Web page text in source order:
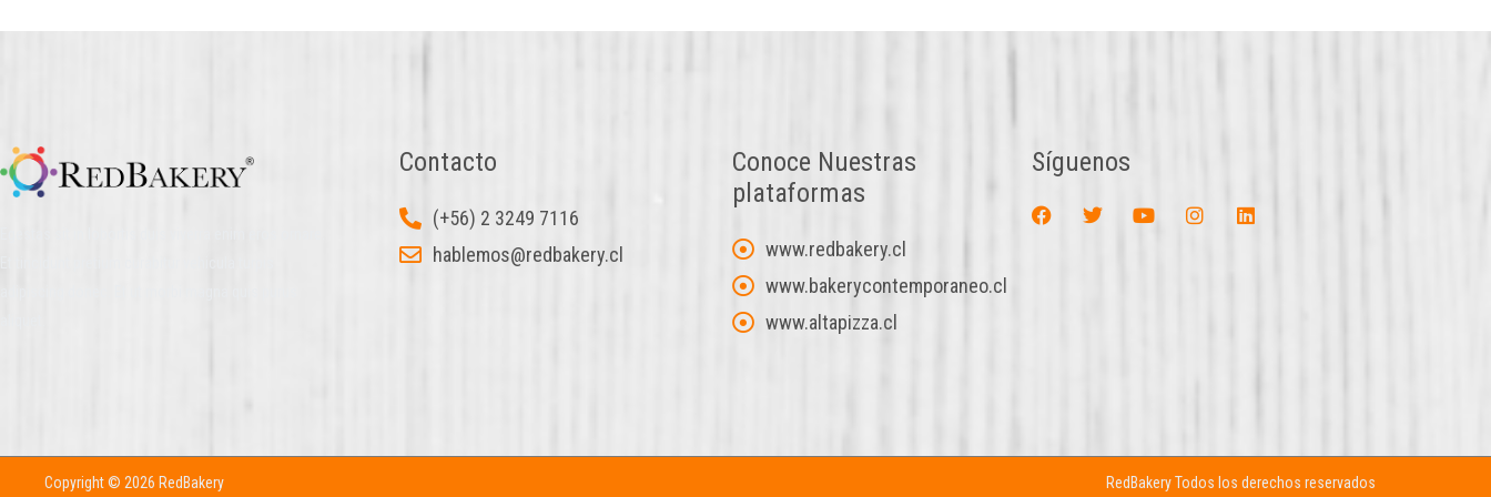
Contacto
(+56) 2 3249 7116
hablemos@redbakery.cl
Conoce Nuestras
plataformas
www.redbakery.cl
www.bakerycontemporaneo.cl
www.altapizza.cl
Síguenos
Copyright © 2026 RedBakery RedBakery Todos los derechos reservados